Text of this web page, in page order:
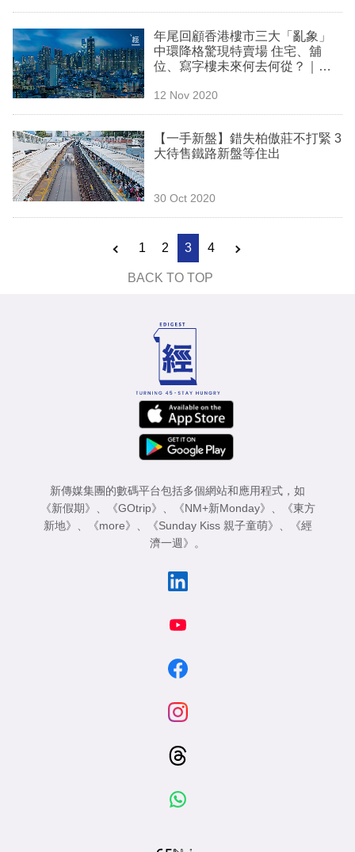
年尾回顧香港樓市三大「亂象」
中環降格驚現特賣場 住宅、舖
位、寫字樓未來何去何從？｜胡
12 Nov 2020
【一手新盤】錯失柏傲莊不打緊 3
大待售鐵路新盤等住出
30 Oct 2020
1 2 3 4
BACK TO TOP
新傳媒集團的數碼平台包括多個網站和應用程式，如
《新假期》 、 《GOtrip》 、 《NM+新Monday》 、
《東方
新地》 、 《more》 、 《Sunday Kiss 親子童萌》 、
《經
濟一週》 。